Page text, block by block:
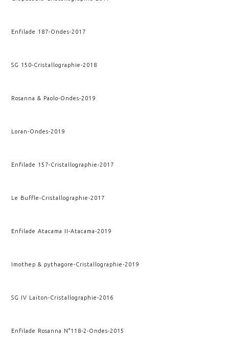
Enfilade 187-Ondes-2017
SG 150-Cristallographie-2018
Rosanna & Paolo-Ondes-2019
Loran-Ondes-2019
Enfilade 157-Cristallographie-2017
Le Buffle-Cristallographie-2017
Enfilade Atacama II-Atacama-2019
Imothep & pythagore-Cristallographie-2019
SG IV Laiton-Cristallographie-2016
Enfilade Rosanna N°118-2-Ondes-2015